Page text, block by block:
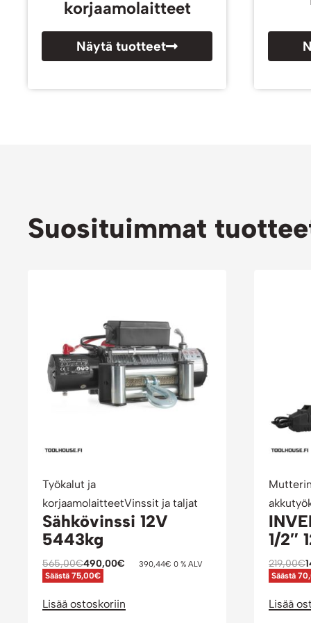
korjaamolaitteet
Näytä tuotteet
Suosituimmat
Työkalut ja
korjaamolaitteetVinssit ja taljat
Sähkövinssi 12V
5443kg
565,00€490,00€ 390,44€ 0 % ALV
Säästä 75,00€
Lisää ostoskoriin
1/2″
219,00€
Säästä
Lisää